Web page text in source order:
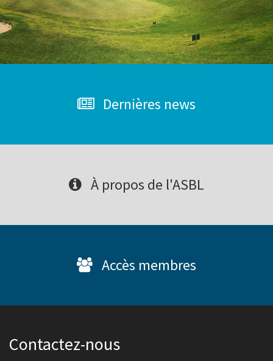
Dernières news
À propos de l'ASBL
Accès membres
Contactez-nous